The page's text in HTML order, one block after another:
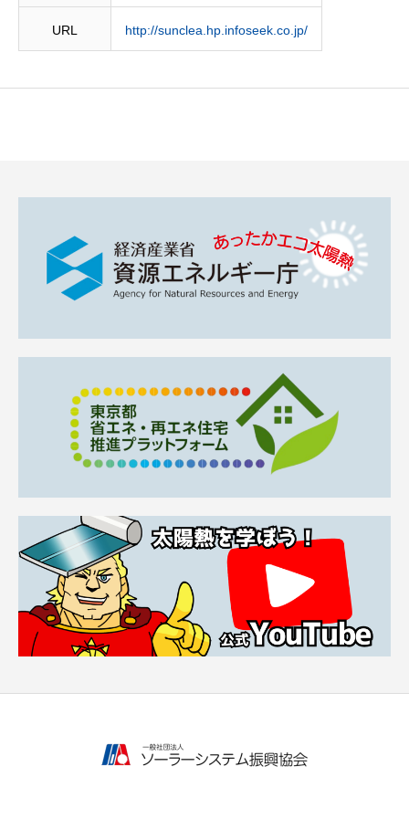
URL http://sunclea.hp.infoseek.co.jp/